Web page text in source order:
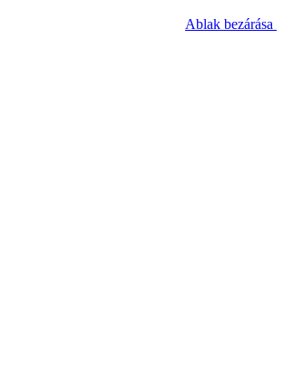
Ablak bezárása